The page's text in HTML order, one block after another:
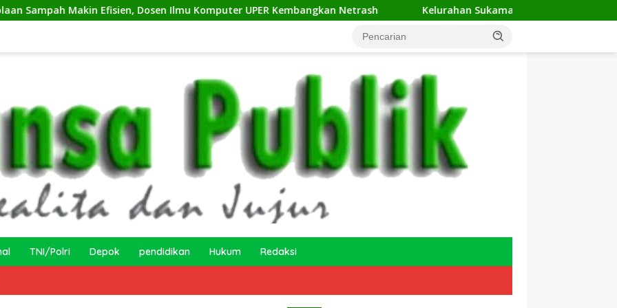
Efisien, Dosen Ilmu Komputer UPER Kembangkan Netrash Kelurahan Sukamaju Gelar Jumat Bersih di RW 23,
TNI/Polri Depok pendidikan Hukum Redaksi